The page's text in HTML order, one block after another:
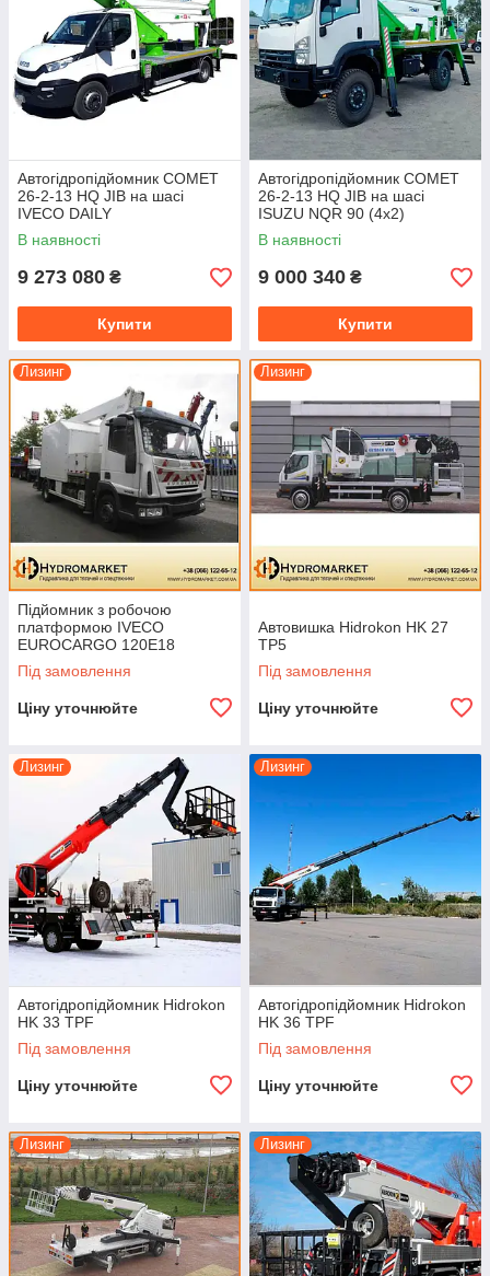
Автогідропідйомник COMET
26-2-13 HQ JIB на шасі
IVECO DAILY
В наявності
9 273 080 ₴
Купити
Автогідропідйомник COMET
26-2-13 HQ JIB на шасі
ISUZU NQR 90 (4х2)
В наявності
9 000 340 ₴
Купити
Лизинг
Підйомник з робочою
платформою IVECO
EUROCARGO 120E18
Під замовлення
Ціну уточнюйте
Лизинг
Автовишка Hidrokon HK 27
TP5
Під замовлення
Ціну уточнюйте
Лизинг
Автогідропідйомник Hidrokon
HK 33 TPF
Під замовлення
Ціну уточнюйте
Лизинг
Автогідропідйомник Hidrokon
HK 36 TPF
Під замовлення
Ціну уточнюйте
Лизинг Лизинг